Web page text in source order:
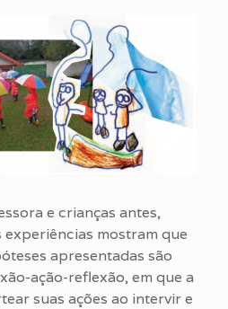
e crianças antes,
mostram que
apresentadas são
ação-reflexão, em que a
suas ações ao intervir e